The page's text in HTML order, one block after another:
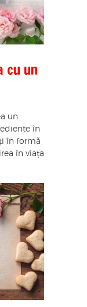
cu un
un
în
în formă
în viața